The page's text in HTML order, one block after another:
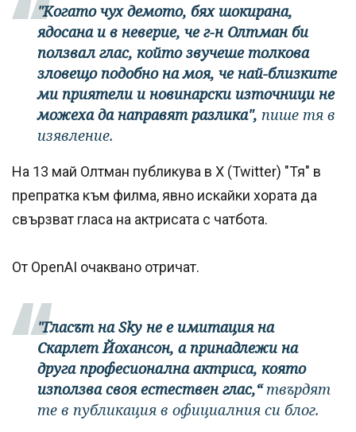
"Когато чух демото, бях шокирана,
ядосана и в неверие, че г-н Олтман би
ползвал глас, който звучеше толкова
зловещо подобно на моя, че най-близките
ми приятели и новинарски източници не
можеха да направят разлика", пише тя в
изявление.
На 13 май Олтман публикува в X (Twitter) "Тя" в
препратка към филма, явно искайки хората да
свързват гласа на актрисата с чатбота.
От OpenAI очаквано отричат.
"Гласът на Sky не е имитация на
Скарлет Йохансон, а принадлежи на
друга професионална актриса, която
използва своя естествен глас,“твърдят
те в публикация в официалния си блог.